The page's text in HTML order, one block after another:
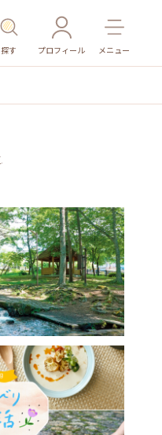
探す プロフィール メニュー
その他施設 ごはん